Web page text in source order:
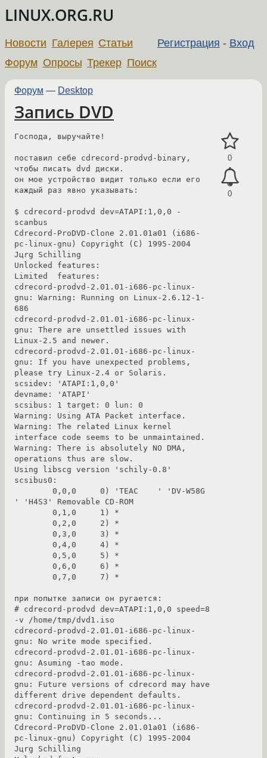
LINUX.ORG.RU
Регистрация - Вход
Новости Галерея Статьи
Форум Опросы Трекер Поиск
Форум — Desktop
Запись DVD
0
0
Господа, выручайте!
поставил себе cdrecord-prodvd-binary,
чтобы писать dvd диски.
он мое устройство видит только если его
каждый раз явно указывать:
$ cdrecord-prodvd dev=ATAPI:1,0,0 -
scanbus
Cdrecord-ProDVD-Clone 2.01.01a01 (i686-
pc-linux-gnu) Copyright (C) 1995-2004
Jцrg Schilling
Unlocked features:
Limited  features:
cdrecord-prodvd-2.01.01-i686-pc-linux-
gnu: Warning: Running on Linux-2.6.12-1-
686
cdrecord-prodvd-2.01.01-i686-pc-linux-
gnu: There are unsettled issues with
Linux-2.5 and newer.
cdrecord-prodvd-2.01.01-i686-pc-linux-
gnu: If you have unexpected problems,
please try Linux-2.4 or Solaris.
scsidev: 'ATAPI:1,0,0'
devname: 'ATAPI'
scsibus: 1 target: 0 lun: 0
Warning: Using ATA Packet interface.
Warning: The related Linux kernel
interface code seems to be unmaintained.
Warning: There is absolutely NO DMA,
operations thus are slow.
Using libscg version 'schily-0.8'
scsibus0:
' 'H4S3' Removable CD-ROM
при попытке записи он ругается:
# cdrecord-prodvd dev=ATAPI:1,0,0 speed=8
-v /home/tmp/dvd1.iso
cdrecord-prodvd-2.01.01-i686-pc-linux-
gnu: No write mode specified.
cdrecord-prodvd-2.01.01-i686-pc-linux-
gnu: Asuming -tao mode.
cdrecord-prodvd-2.01.01-i686-pc-linux-
gnu: Future versions of cdrecord may have
different drive dependent defaults.
cdrecord-prodvd-2.01.01-i686-pc-linux-
gnu: Continuing in 5 seconds...
Cdrecord-ProDVD-Clone 2.01.01a01 (i686-
pc-linux-gnu) Copyright (C) 1995-2004
Jцrg Schilling